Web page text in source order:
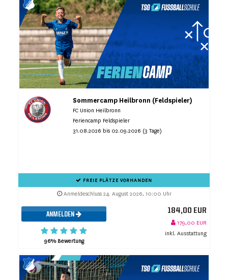
Sommercamp Heilbronn (Feldspieler)
FC Union Heilbronn
Feriencamp Feldspieler
31.08.2026 bis 02.09.2026 (3 Tage)
FREIE PLÄTZE VORHANDEN
Anmeldeschluss 24. August 2026, 10:00 Uhr
ANMELDEN
96% Bewertung
184,00 EUR
179,00 EUR
inkl. Ausstattung